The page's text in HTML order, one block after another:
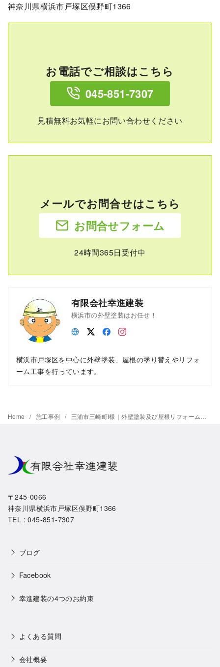
神奈川県横浜市戸塚区俣野町1366
お電話でご相談はこちら
045-851-7307
見積無料お気軽にお問い合わせください
メールでお問合せはこちら
お問合せフォーム
24時間365日受付中
有限会社幸進建装
横浜市の外壁塗装はお任せ！
横浜市戸塚区を中心に外壁塗装、屋根の塗り替えやリフォ
ーム工事を行っています。
Home 施工事例 三浦市三崎町I様｜外壁塗装及び屋根リフォーム工事
〒245-0066
神奈川県横浜市戸塚区俣野町1366
TEL : 045-851-7307
ブログ
Facebook
幸進建装の4つのお約束
よくある質問
会社概要